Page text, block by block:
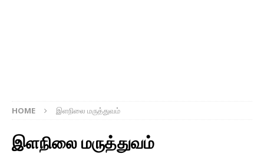
HOME இளநிலை மருத்துவம்
இளநிலை மருத்துவம்